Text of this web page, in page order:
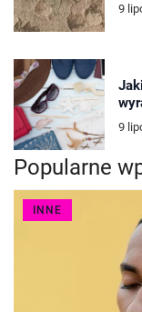
9
9
Popularne
INNE